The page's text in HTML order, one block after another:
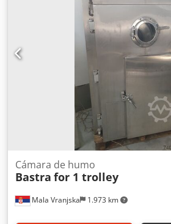
Mala Vranjska 1.973 km
Cámara de humo
Bastra for 1 trolley